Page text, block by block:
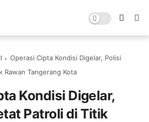
Operasi Cipta Kondisi Digelar, Polisi
Rawan Tangerang Kota
Kondisi Digelar,
Patroli di Titik